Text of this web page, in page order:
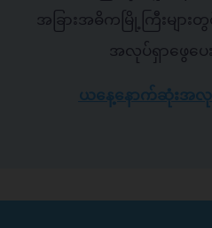
အခြားအဓိကမြို့ကြီးမျာ
အလုပ်ရှာဖွေပေ
ယနေ့နောက်ဆုံးအလုပ်